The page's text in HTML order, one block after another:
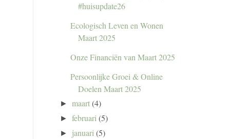
#huisupdate26
Ecologisch Leven en Wonen
Maart 2025
Onze Financiën van Maart 2025
Persoonlijke Groei & Online
Doelen Maart 2025
►maart(4)
►februari (5)
► januari (5)